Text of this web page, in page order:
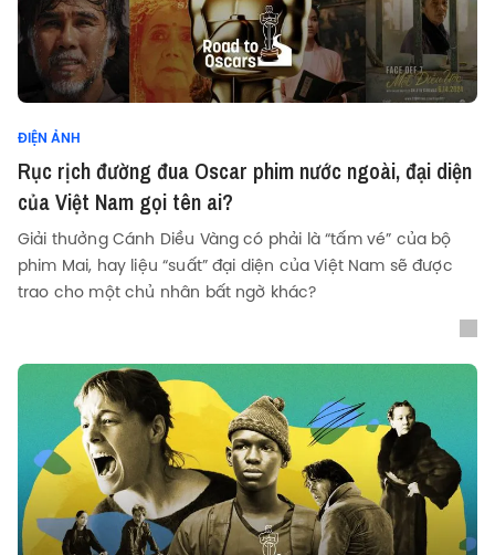
ĐIỆN ẢNH
Rục rịch đường đua Oscar phim nước ngoài, đại diện
của Việt Nam gọi tên ai?
Giải thưởng Cánh Diều Vàng có phải là “tấm vé” của bộ
phim Mai, hay liệu “suất” đại diện của Việt Nam sẽ được
trao cho một chủ nhân bất ngờ khác?